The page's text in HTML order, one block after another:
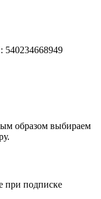
образом выбираем
при подписке